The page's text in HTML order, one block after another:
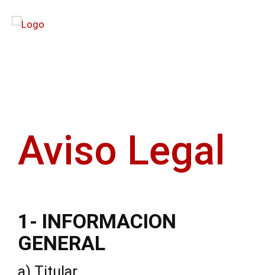
Aviso Legal
1- INFORMACION
GENERAL